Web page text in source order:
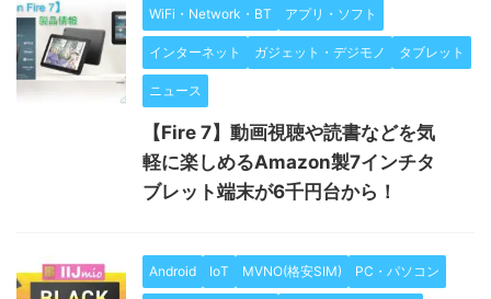
WiFi・Network・BT アプリ・ソフト
インターネット ガジェット・デジモノ タブレット
ニュース
【Fire 7】動画視聴や読書などを気
軽に楽しめるAmazon製7インチタ
ブレット端末が6千円台から！
Android IoT MVNO(格安SIM) PC・パソコン